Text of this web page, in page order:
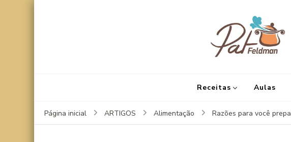
Receitas Aulas
Página inicial ARTIGOS Alimentação Razões para você